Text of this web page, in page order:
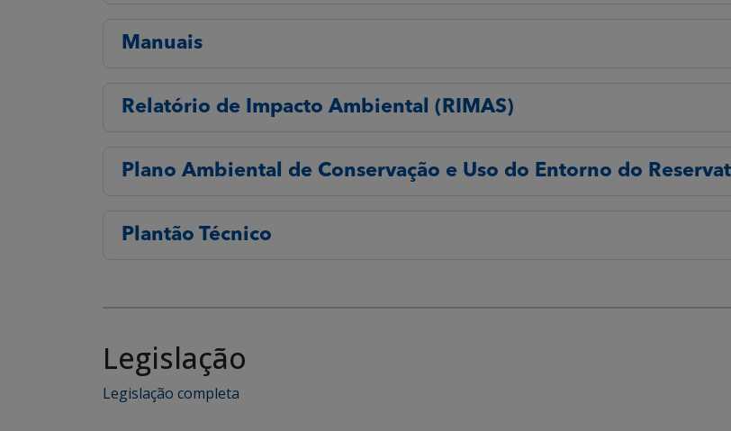
Manuais
Relatório de Impacto Ambiental (RIMAS)
Plano Ambiental de Conservação e Uso do Entorno do
Plantão Técnico
Legislação
Legislação completa